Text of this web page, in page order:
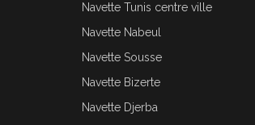
Navette Tunis centre ville
Navette Nabeul
Navette Sousse
Navette Bizerte
Navette Djerba